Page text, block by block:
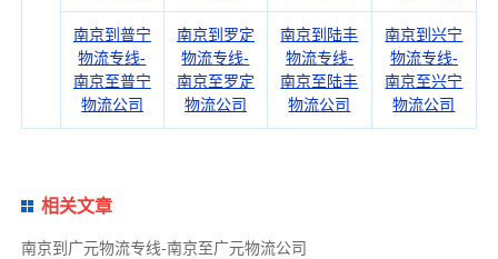
南京到普宁
物流专线-
南京至普宁
物流公司
南京到罗定
物流专线-
南京至罗定
物流公司
南京到陆丰
物流专线-
南京至陆丰
物流公司
南京到兴宁
物流专线-
南京至兴宁
物流公司
相关文章
南京到广元物流专线-南京至广元物流公司